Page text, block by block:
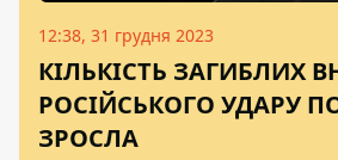
12:38, 31 грудня 2023
КІЛЬКІСТЬ ЗАГИБЛИХ
РОСІЙСЬКОГО УДАРУ
ЗРОСЛА